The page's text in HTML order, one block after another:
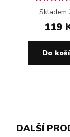
Skladem
119
Do
DALŠÍ